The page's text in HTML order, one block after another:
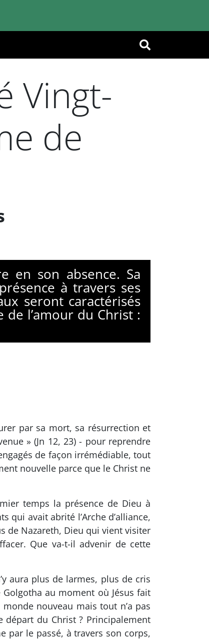
OK
Vingt-
de
en son absence. Sa
à travers ses
seront caractérisés
l’amour du Christ :
par sa mort, sa résurrection et
» (Jn 12, 23) - pour reprendre
de façon irrémédiable, tout
nouvelle parce que le Christ ne
temps la présence de Dieu à
qui avait abrité l’Arche d’alliance,
de Nazareth, Dieu qui vient visiter
Que va-t-il advenir de cette
aura plus de larmes, plus de cris
au moment où Jésus fait
nouveau mais tout n’a pas
départ du Christ ? Principalement
par le passé, à travers son corps,